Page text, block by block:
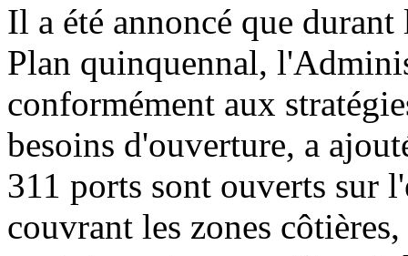
Il a été annoncé que
Plan quinquennal,
conformément aux
besoins d'ouverture, a
311 ports sont ouverts sur
couvrant les zones